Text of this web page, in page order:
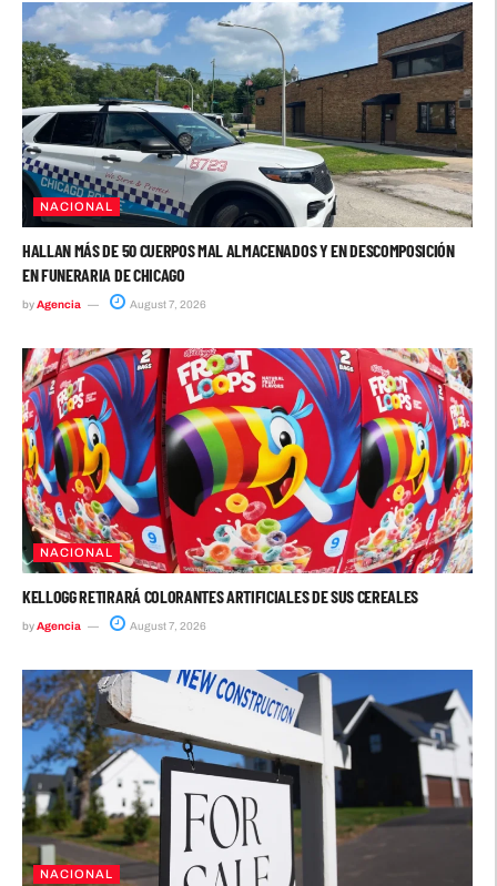
NACIONAL
HALLAN MÁS DE 50 CUERPOS MAL ALMACENADOS Y EN DESCOMPOSICIÓN
EN FUNERARIA DE CHICAGO
byAgencia August 7, 2026
NACIONAL
KELLOGG RETIRARÁ COLORANTES ARTIFICIALES DE SUS CEREALES
byAgencia August 7, 2026
NACIONAL